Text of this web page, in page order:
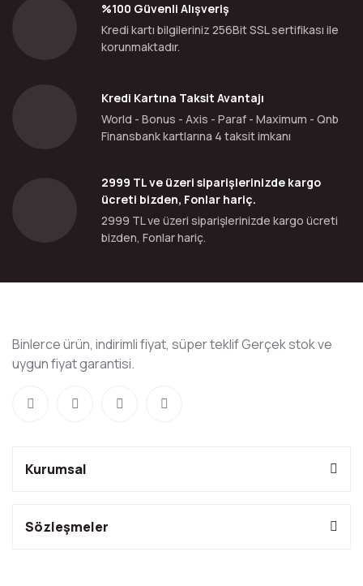
%100 Güvenli Alışveriş
Kredi kartı bilgileriniz 256Bit SSL sertifikası ile
korunmaktadır.
Kredi Kartına Taksit Avantajı
World - Bonus - Axis - Paraf - Maximum - Qnb
Finansbank kartlarına 4 taksit imkanı
2999 TL ve üzeri siparişlerinizde kargo
ücreti bizden, Fonlar hariç.
2999 TL ve üzeri siparişlerinizde kargo ücreti
bizden, Fonlar hariç.
Binlerce ürün, indirimli fiyat, süper teklif Gerçek stok ve
uygun fiyat garantisi.
Kurumsal
Sözleşmeler